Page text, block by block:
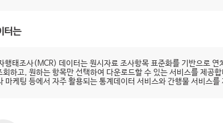
터는
행태조사(MCR) 데이터는 원시자료 조사항목 표준화를 기반으로
하고, 원하는 항목만 선택하여 다운로드할 수 있는 서비스를 제공
마케팅 등에서 자주 활용되는 통계데이터 서비스와 간행물 서비스를